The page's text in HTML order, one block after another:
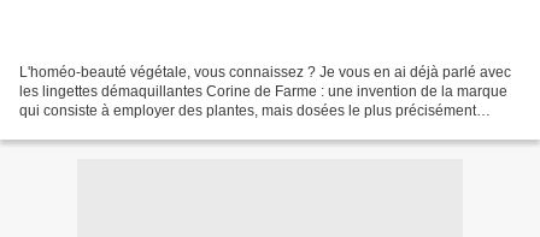
L'homéo-beauté végétale, vous connaissez ? Je vous en ai déjà parlé avec
les lingettes démaquillantes Corine de Farme : une invention de la marque
qui consiste à employer des plantes, mais dosées le plus précisément